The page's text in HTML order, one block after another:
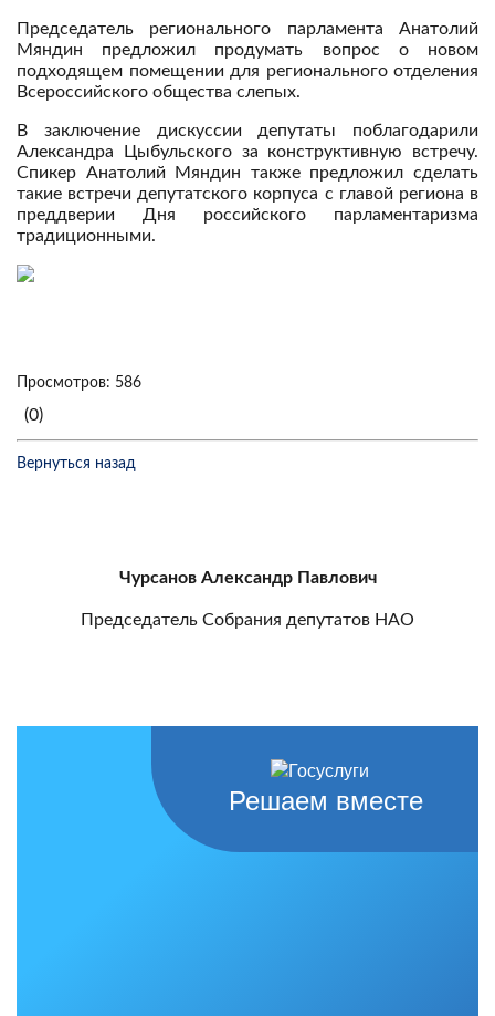
Председатель регионального парламента Анатолий
Мяндин предложил продумать вопрос о новом
подходящем помещении для регионального отделения
Всероссийского общества слепых.
В заключение дискуссии депутаты поблагодарили
Александра Цыбульского за конструктивную встречу.
Спикер Анатолий Мяндин также предложил сделать
такие встречи депутатского корпуса с главой региона в
преддверии Дня российского парламентаризма
традиционными.
Просмотров: 586
(0)
Вернуться назад
Чурсанов Александр Павлович
Председатель Собрания депутатов НАО
Решаем вместе